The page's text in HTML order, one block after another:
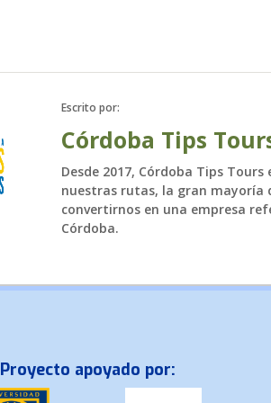
Toda
Escrito por:
Córdoba Tips
Desde 2017, Córdoba Tips
nuestras rutas, la gran mayoría
convertirnos en una empresa
Córdoba.
Proyecto apoyado por: